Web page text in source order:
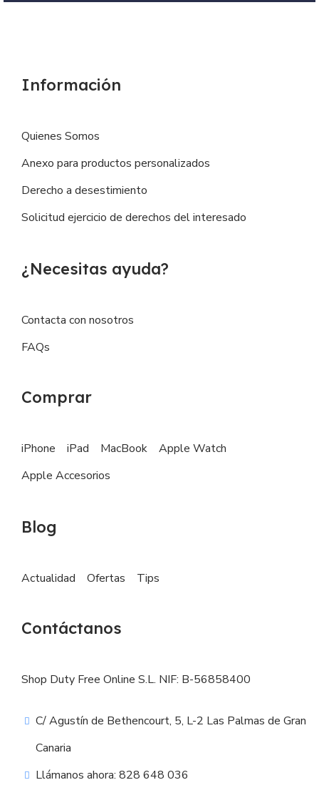
Información
Quienes Somos
Anexo para productos personalizados
Derecho a desestimiento
Solicitud ejercicio de derechos del interesado
¿Necesitas ayuda?
Contacta con nosotros
FAQs
Comprar
iPhone iPad MacBook
Apple Watch
Apple Accesorios
Blog
Actualidad Ofertas Tips
Contáctanos
Shop Duty Free Online S.L. NIF: B-56858400
C/ Agustín de Bethencourt, 5, L-2 Las Palmas de Gran
Canaria
Llámanos ahora: 828 648 036